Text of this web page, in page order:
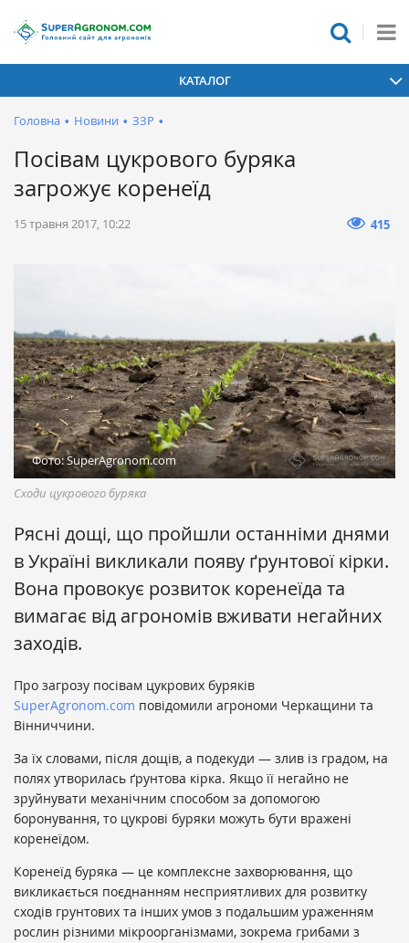
КАТАЛОГ
Головна • Новини • ЗЗР •
Посівам цукрового буряка
загрожує коренеїд
15 травня 2017, 10:22 415
Фото: SuperAgronom.com
Сходи цукрового буряка
Рясні дощі, що пройшли останніми днями
в Україні викликали появу ґрунтової кірки.
Вона провокує розвиток коренеїда та
вимагає від агрономів вживати негайних
заходів.
Про загрозу посівам цукрових буряків
SuperAgronom.com повідомили агрономи Черкащини та
Вінниччини.
За їх словами, після дощів, а подекуди — злив із градом, на
полях утворилась ґрунтова кірка. Якщо її негайно не
зруйнувати механічним способом за допомогою
боронування, то цукрові буряки можуть бути вражені
коренеїдом.
Коренеїд буряка — це комплексне захворювання, що
викликається поєднанням несприятливих для розвитку
сходів грунтових та інших умов з подальшим ураженням
рослин різними мікроорганізмами, зокрема грибами з